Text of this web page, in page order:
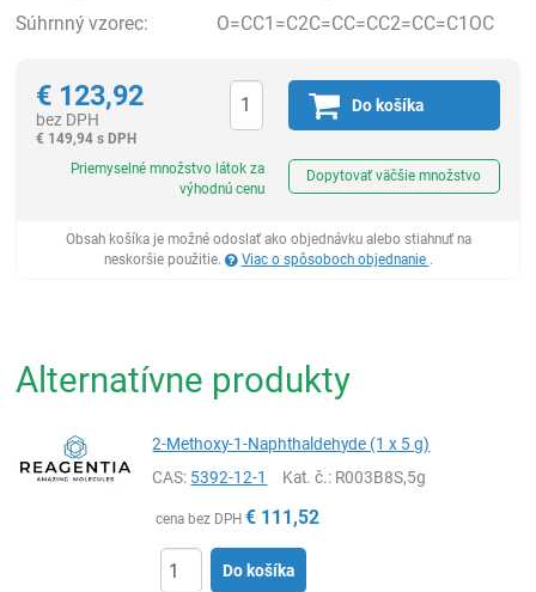
Súhrnný vzorec:
O=CC1=C2C=CC=CC2=CC=C1OC
€ 123,92
bez DPH
€ 149,94 s DPH
Do košíka
Priemyselné množstvo látok za
výhodnú cenu
Dopytovať väčšie množstvo
Obsah košíka je možné odoslať ako objednávku alebo stiahnuť na
neskoršie použitie.
Viac o spôsoboch objednanie .
Alternatívne produkty
2-Methoxy-1-Naphthaldehyde (1 x 5 g)
CAS: 5392-12-1 Kat. č.: R003B8S,5g
cena bez DPH € 111,52
Do košíka